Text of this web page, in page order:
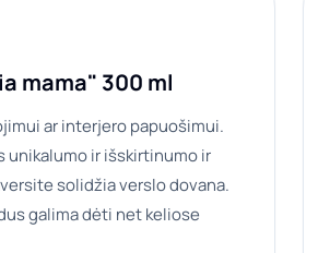
mama" 300 ml
ar interjero papuošimui.
unikalumo ir išskirtinumo ir
solidžia verslo dovana.
galima dėti net keliose